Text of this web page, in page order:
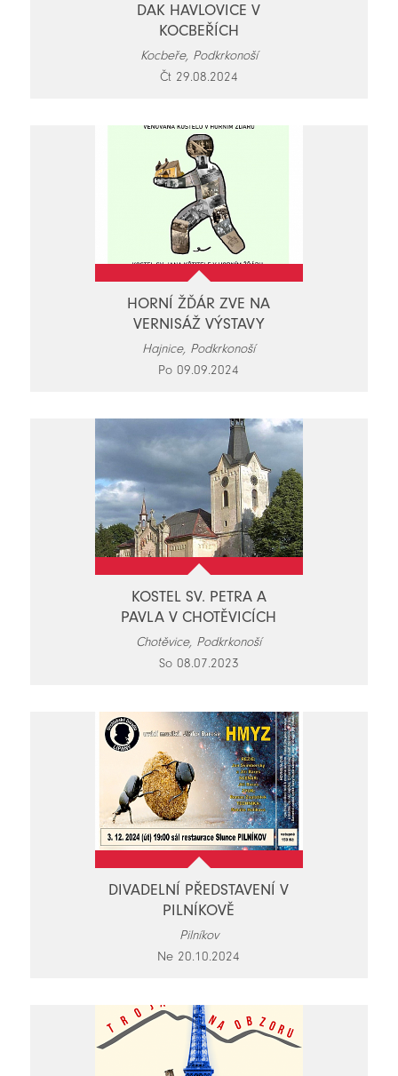
DAK HAVLOVICE V
KOCBEŘÍCH
Kocbeře, Podkrkonoší
Čt 29.08.2024
HORNÍ ŽĎÁR ZVE NA
VERNISÁŽ VÝSTAVY
Hajnice, Podkrkonoší
Po 09.09.2024
KOSTEL SV. PETRA A
PAVLA V CHOTĚVICÍCH
Chotěvice, Podkrkonoší
So 08.07.2023
DIVADELNÍ PŘEDSTAVENÍ V
PILNÍKOVĚ
Pilníkov
Ne 20.10.2024